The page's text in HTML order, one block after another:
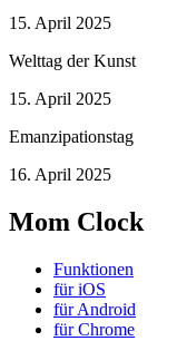
15. April 2025
Welttag der Kunst
15. April 2025
Emanzipationstag
16. April 2025
Mom Clock
Funktionen
für iOS
für Android
für Chrome